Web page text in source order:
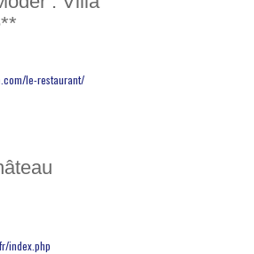
le-restaurant/
index.php